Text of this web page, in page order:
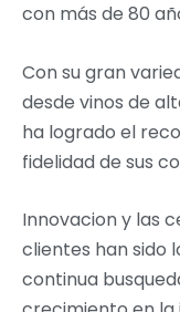
con más de 80
Con su gran
desde vinos de
ha logrado el
fidelidad de sus
Innovacion y las
clientes han sido
continua